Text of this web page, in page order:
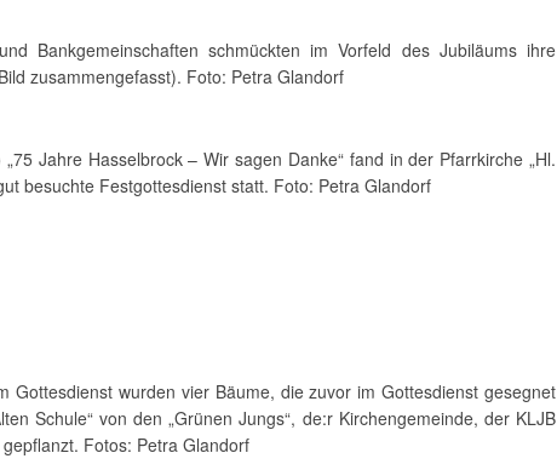
Bankgemeinschaften schmückten im Vorfeld des Jubiläums ihre
zusammengefasst). Foto: Petra Glandorf
Jahre Hasselbrock – Wir sagen Danke“ fand in der Pfarrkirche „Hl.
besuchte Festgottesdienst statt. Foto: Petra Glandorf
Gottesdienst wurden vier Bäume, die zuvor im Gottesdienst gesegnet
Schule“ von den „Grünen Jungs“, de:r Kirchengemeinde, der KLJB
Fotos: Petra Glandorf